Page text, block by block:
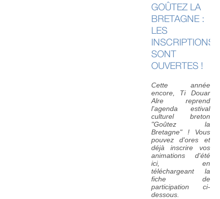
GOÛTEZ LA
BRETAGNE :
LES
INSCRIPTIONS
SONT
OUVERTES !
Cette année
encore, Ti Douar
Alre reprend
l'agenda estival
culturel breton
"Goûtez la
Bretagne" ! Vous
pouvez d'ores et
déjà inscrire vos
animations d'été
ici, en
téléchargeant la
fiche de
participation ci-
dessous.